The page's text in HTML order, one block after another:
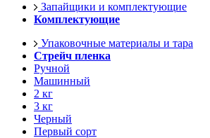
Запайщики и комплектующие
Комплектующие
Упаковочные материалы и тара
Стрейч пленка
Ручной
Машинный
2 кг
3 кг
Черный
Первый сорт